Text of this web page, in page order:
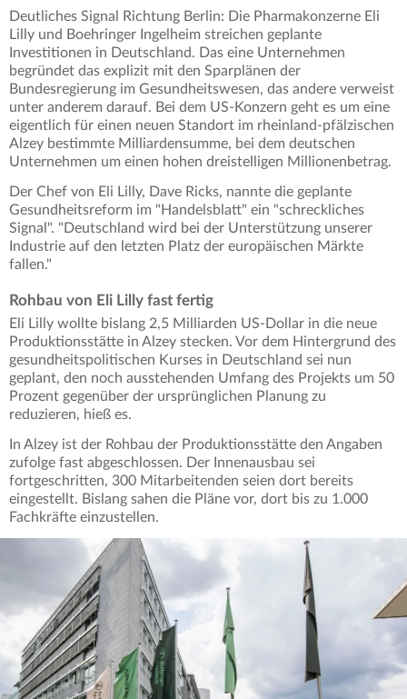
Deutliches Signal Richtung Berlin: Die Pharmakonzerne Eli
Lilly und Boehringer Ingelheim streichen geplante
Investitionen in Deutschland. Das eine Unternehmen
begründet das explizit mit den Sparplänen der
Bundesregierung im Gesundheitswesen, das andere verweist
unter anderem darauf. Bei dem US-Konzern geht es um eine
eigentlich für einen neuen Standort im rheinland-pfälzischen
Alzey bestimmte Milliardensumme, bei dem deutschen
Unternehmen um einen hohen dreistelligen Millionenbetrag.
Der Chef von Eli Lilly, Dave Ricks, nannte die geplante
Gesundheitsreform im "Handelsblatt" ein "schreckliches
Signal". "Deutschland wird bei der Unterstützung unserer
Industrie auf den letzten Platz der europäischen Märkte
fallen."
Rohbau von Eli Lilly fast fertig
Eli Lilly wollte bislang 2,5 Milliarden US-Dollar in die neue
Produktionsstätte in Alzey stecken. Vor dem Hintergrund des
gesundheitspolitischen Kurses in Deutschland sei nun
geplant, den noch ausstehenden Umfang des Projekts um 50
Prozent gegenüber der ursprünglichen Planung zu
reduzieren, hieß es.
In Alzey ist der Rohbau der Produktionsstätte den Angaben
zufolge fast abgeschlossen. Der Innenausbau sei
fortgeschritten, 300 Mitarbeitenden seien dort bereits
eingestellt. Bislang sahen die Pläne vor, dort bis zu 1.000
Fachkräfte einzustellen.